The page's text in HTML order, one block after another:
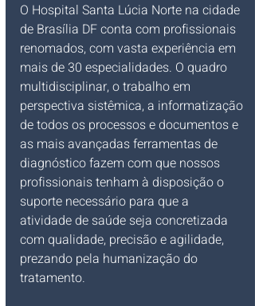
O Hospital Santa Lúcia Norte na cidade
de Brasília DF conta com profissionais
renomados, com vasta experiência em
mais de 30 especialidades. O quadro
multidisciplinar, o trabalho em
perspectiva sistêmica, a informatização
de todos os processos e documentos e
as mais avançadas ferramentas de
diagnóstico fazem com que nossos
profissionais tenham à disposição o
suporte necessário para que a
atividade de saúde seja concretizada
com qualidade, precisão e agilidade,
prezando pela humanização do
tratamento.